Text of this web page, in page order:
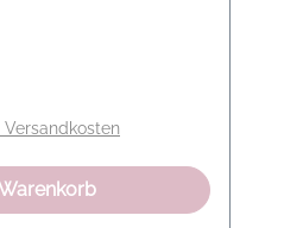
Versandkosten